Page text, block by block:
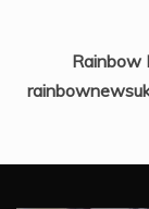
Rainbow